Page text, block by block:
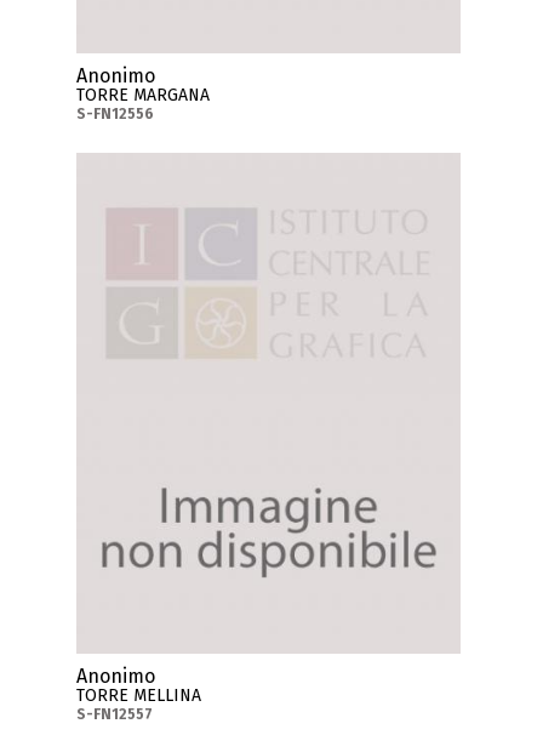
Anonimo
TORRE MARGANA
S-FN12556
Anonimo
TORRE MELLINA
S-FN12557